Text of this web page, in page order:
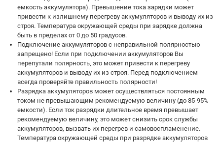
емкость аккумулятора). Превышение тока зарядки может
привести к излишнему перегреву аккумуляторов и выводу их из
строя. Температура окружающей среды при зарядке должна
быть в пределах от 0 до 50 градусов.
Подключение аккумуляторов с неправильной полярностью
запрещено! Если при подключении аккумуляторов Вы
перепутали полярность, это может привести к перегреву
аккумуляторов и выводу их из строя. Перед подключением
всегда проверяйте правильность полярности!
Разрядка аккумуляторов может осуществляться постоянным
током не превышающим рекомендуемую величину (до 85-95%
емкости). Если ток разрядки длительное время превышает
рекомендуемую величину, это может снизить срок службы
аккумуляторов, вызвать их перегрев и самовоспламенение.
Температура окружающей среды при разрядке аккумуляторов